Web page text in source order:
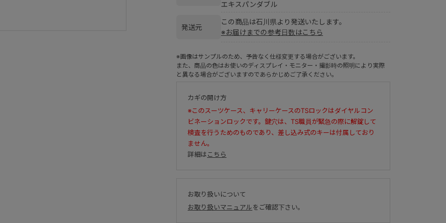
発送元
この商品は石川県より発送いたします。
※お届けまでの参考日数はこちら
エキスパンダブル
※画像はサンプルのため、予告なく仕様変更する場合がございます。
また、商品の色はお使いのディスプレイ・モニター・撮影時の照明により実際
と異なる場合がございますのであらかじめご了承ください。
カギの開け方
※このスーツケース、キャリーケースのTSロックはダイヤルコン
ビネーションロックです。鍵穴は、TS職員が緊急の際に解錠して
検査を行うためのものであり、差し込み式のキーは付属しており
ません。
詳細はこちら
お取り扱いについて
お取り扱いマニュアルをご確認下さい。